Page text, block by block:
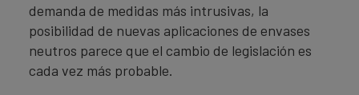
demanda de medidas más intrusivas, la
posibilidad de nuevas aplicaciones de envases
neutros parece que el cambio de legislación es
cada vez más probable.